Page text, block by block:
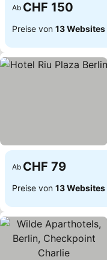
Ab CHF 150
Preise von 13 Websites
Ab CHF 79
Preise von 13 Websites